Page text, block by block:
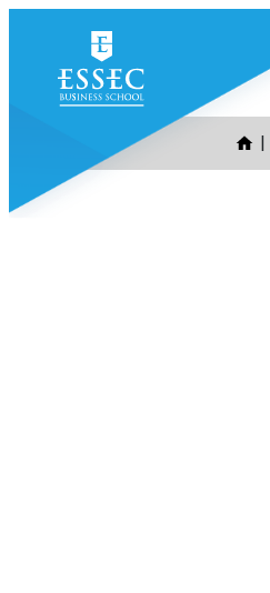
contenu